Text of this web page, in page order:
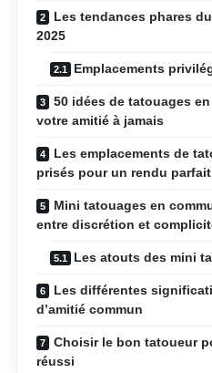
Les tendances phares
2025
Emplacements
50 idées de tatouages
votre amitié à jamais
Les emplacements de
prisés pour un rendu parfait
Mini tatouages en
entre discrétion et
Les atouts des mini
Les différentes
d’amitié commun
Choisir le bon tatoueur
réussi